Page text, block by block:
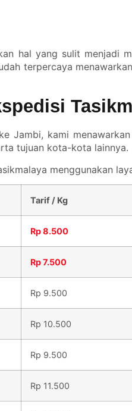
hal yang sulit menjadi
terpercaya
Jambi, kami
tujuan kota-kota lainnya.
menggunakan
Tarif / Kg
Rp 8.500
Rp 7.500
Rp 9.500
Rp 10.500
Rp 9.500
Rp 11.500